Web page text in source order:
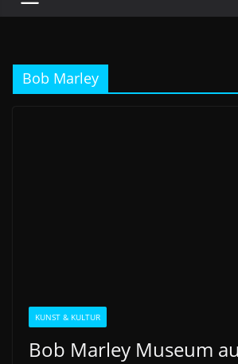
Bob Marley
KUNST & KULTUR
Bob Marley Museum